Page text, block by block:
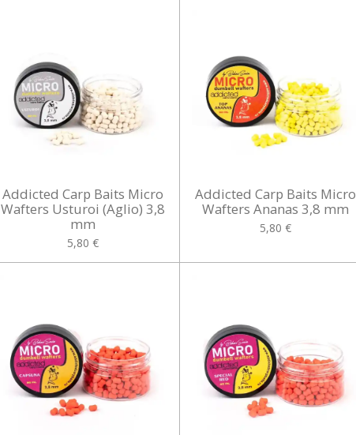
Addicted Carp Baits Micro
Wafters Usturoi (Aglio) 3,8
mm
5,80 €
Addicted Carp Baits Micro
Wafters Ananas 3,8 mm
5,80 €